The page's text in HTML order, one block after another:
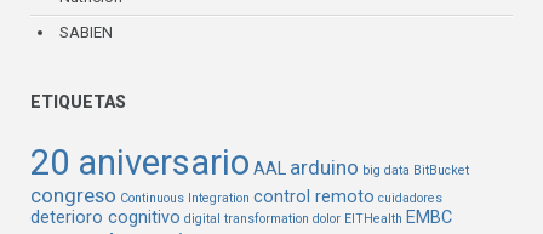
SABIEN
ETIQUETAS
20 aniversario AAL arduino big data BitBucket
congreso Continuous Integration control remoto cuidadores
deterioro cognitivo digital transformation dolor EITHealth EMBC